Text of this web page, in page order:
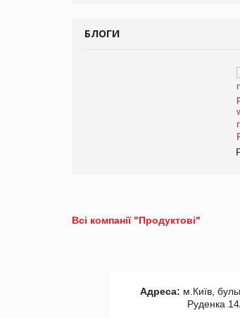
БЛОГИ
Всі компанії "Продуктові"
Адреса: м.Київ,
Руденка